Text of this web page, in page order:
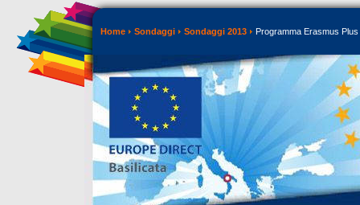
Home Sondaggi Sondaggi 2013 Programma Erasmus Plus